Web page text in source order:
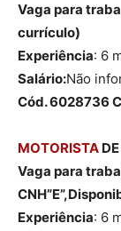
Vaga para
currículo)
Experiência: 6
Salário:Não
Cód. 6028736
MOTORISTA
Vaga para
Experiência: 6